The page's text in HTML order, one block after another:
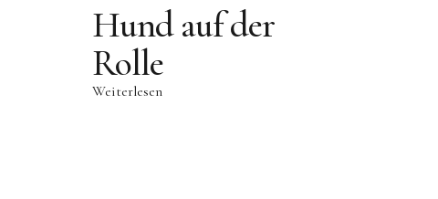
Hund auf der
Rolle
Weiterlesen